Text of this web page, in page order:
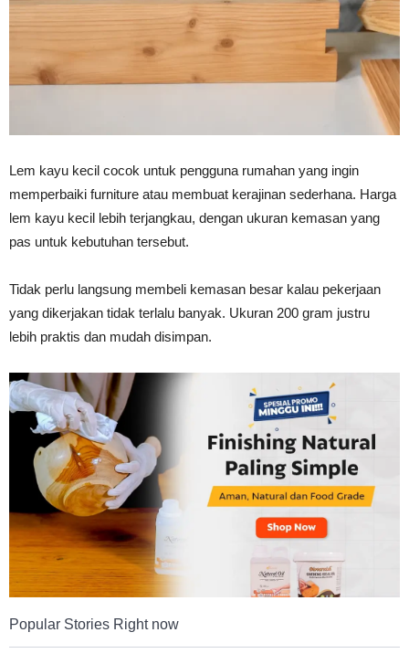
Vinyl
Kering,
Kuat
&
Tahan
Lama
Lem kayu kecil cocok untuk pengguna rumahan yang ingin
memperbaiki furniture atau membuat kerajinan sederhana. Harga
lem kayu kecil lebih terjangkau, dengan ukuran kemasan yang
pas untuk kebutuhan tersebut.
Tidak perlu langsung membeli kemasan besar kalau pekerjaan
yang dikerjakan tidak terlalu banyak. Ukuran 200 gram justru
lebih praktis dan mudah disimpan.
Popular Stories Right now